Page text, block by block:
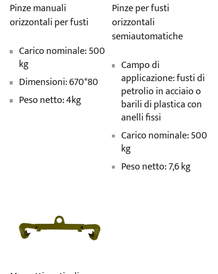
Pinze manuali
orizzontali per fusti
Carico nominale: 500
kg
Dimensioni: 670*80
Peso netto: 4kg
Pinze per fusti
orizzontali
semiautomatiche
Campo di
applicazione: fusti di
petrolio in acciaio o
barili di plastica con
anelli fissi
Carico nominale: 500
kg
Peso netto: 7,6 kg